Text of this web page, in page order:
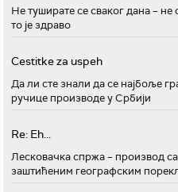
Не туширате се сваког дана – не
то је здраво
Cestitke za uspeh
Да ли сте знали да се најбоље
ручице производе у Србији
Re: Eh...
Лесковачка спржа – производ са
заштићеним географским